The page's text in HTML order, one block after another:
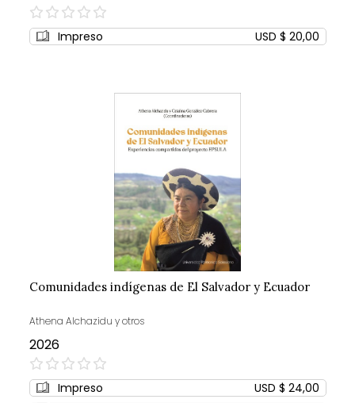
0%
Impreso USD $ 20,00
Comunidades indígenas de El Salvador y Ecuador
Athena Alchazidu y otros
2026
0%
Impreso
USD $ 24,00